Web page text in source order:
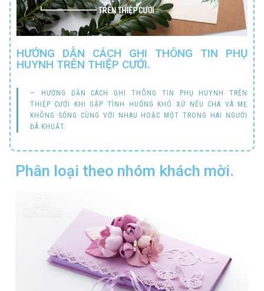
HƯỚNG DẪN CÁCH GHI THÔNG TIN PHỤ
HUYNH TRÊN THIỆP CƯỚI.
HƯỚNG DẪN CÁCH GHI THÔNG TIN PHỤ HUYNH TRÊN
THIỆP CƯỚI KHI GẶP TÌNH HUỐNG KHÓ XỬ NẾU CHA VÀ MẸ
KHÔNG SỐNG CÙNG VỚI NHAU HOẶC MỘT TRONG HAI NGƯỜI
ĐÃ KHUẤT.
Phân loại theo nhóm khách mời.